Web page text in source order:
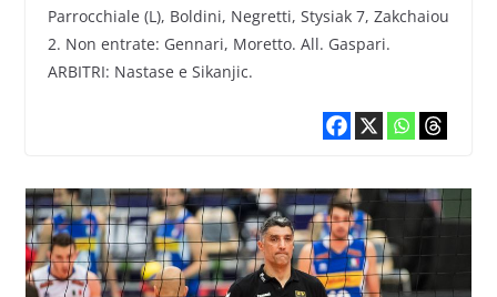
Parrocchiale (L), Boldini, Negretti, Stysiak 7, Zakchaiou
2. Non entrate: Gennari, Moretto. All. Gaspari.
ARBITRI: Nastase e Sikanjic.